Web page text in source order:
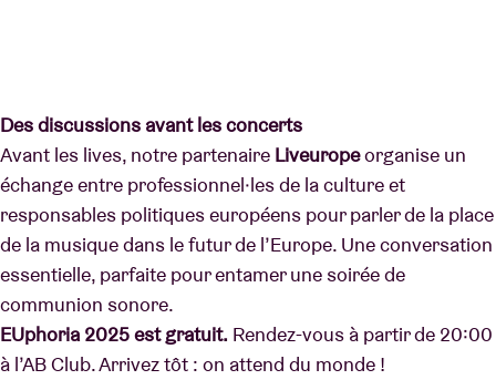
Des discussions avant les concerts
Avant les lives, notre partenaire Liveuropeorganise un
échange entre professionnel·les de la culture et
responsables politiques européens pour parler de la place
de la musique dans le futur de l’Europe. Une conversation
essentielle, parfaite pour entamer une soirée de
communion sonore.
EUphoria 2025 est gratuit. Rendez-vous à partir de 20:00
à l’AB Club. Arrivez tôt : on attend du monde !